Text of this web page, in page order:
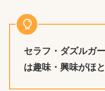
セラフ・ダズルガ
は趣味・興味がほ